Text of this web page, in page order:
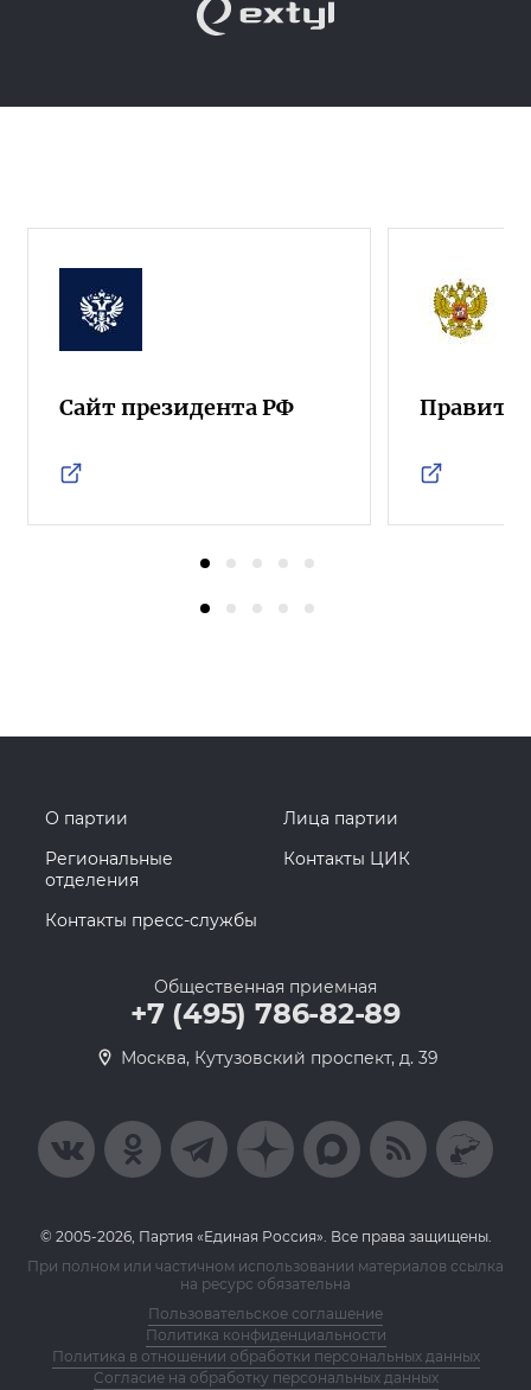
Сайт президента РФ
О партии
Лица партии
Региональные
отделения
Контакты ЦИК
Контакты пресс-службы
Общественная приемная
+7 (495) 786-82-89
Москва, Кутузовский проспект, д. 39
© 2005-2026, Партия «Единая Россия». Все права защищены.
При полном или частичном использовании материалов ссылка
на ресурс обязательна
Пользовательское соглашение
Политика конфиденциальности
Политика в отношении обработки персональных данных
Согласие на обработку персональных данных